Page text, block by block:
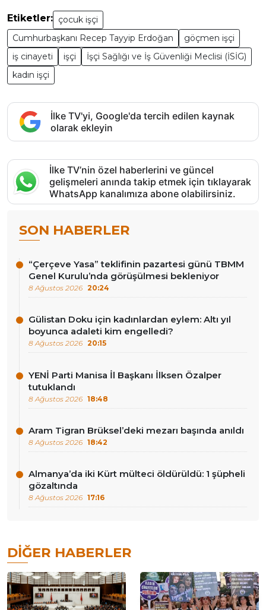
Etiketler: çocuk işçi
Cumhurbaşkanı Recep Tayyip Erdoğan
göçmen işçi
iş cinayeti
işçi
İşçi Sağlığı ve İş Güvenliği Meclisi (İSİG)
kadın işçi
İlke TV'yi, Google'da tercih edilen kaynak
olarak ekleyin
İlke TV’nin özel haberlerini ve güncel
gelişmeleri anında takip etmek için tıklayarak
WhatsApp kanalımıza abone olabilirsiniz.
SON HABERLER
“Çerçeve Yasa” teklifinin pazartesi günü TBMM
Genel Kurulu’nda görüşülmesi bekleniyor
8 Ağustos 2026 20:24
Gülistan Doku için kadınlardan eylem: Altı yıl
boyunca adaleti kim engelledi?
8 Ağustos 2026 20:15
YENİ Parti Manisa İl Başkanı İlksen Özalper
tutuklandı
8 Ağustos 2026 18:48
Aram Tigran Brüksel’deki mezarı başında anıldı
8 Ağustos 2026 18:42
Almanya’da iki Kürt mülteci öldürüldü: 1 şüpheli
gözaltında
8 Ağustos 2026 17:16
DIĞER HABERLER